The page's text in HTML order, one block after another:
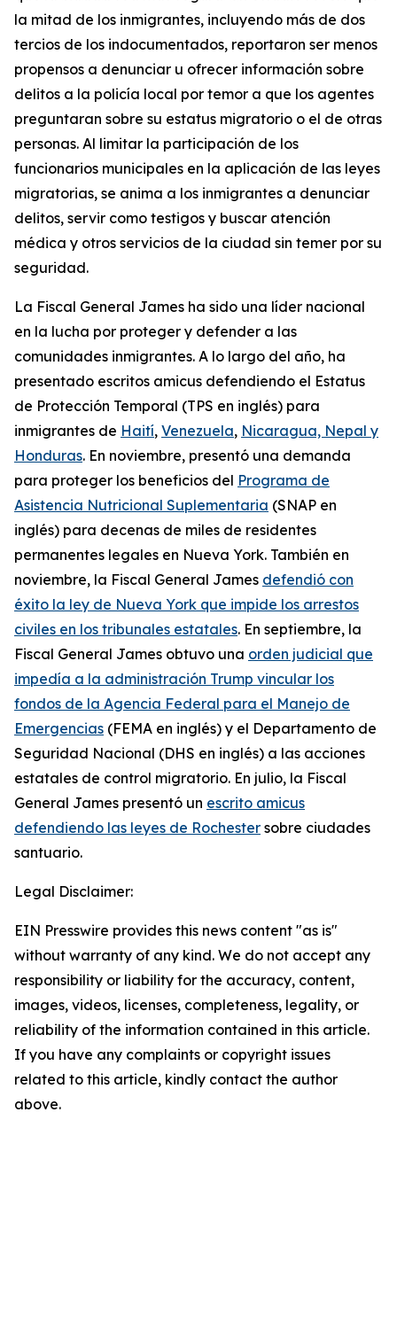
la mitad de los inmigrantes, incluyendo más de dos
tercios de los indocumentados, reportaron ser menos
propensos a denunciar u ofrecer información sobre
delitos a la policía local por temor a que los agentes
preguntaran sobre su estatus migratorio o el de otras
personas. Al limitar la participación de los
funcionarios municipales en la aplicación de las leyes
migratorias, se anima a los inmigrantes a denunciar
delitos, servir como testigos y buscar atención
médica y otros servicios de la ciudad sin temer por su
seguridad.
La Fiscal General James ha sido una líder nacional
en la lucha por proteger y defender a las
comunidades inmigrantes. A lo largo del año, ha
presentado escritos amicus defendiendo el Estatus
de Protección Temporal (TPS en inglés) para
inmigrantes de Haití, Venezuela, Nicaragua, Nepal y
Honduras. En noviembre, presentó una demanda
para proteger los beneficios del Programa de
Asistencia Nutricional Suplementaria (SNAP en
inglés) para decenas de miles de residentes
permanentes legales en Nueva York. También en
noviembre, la Fiscal General James defendió con
éxito la ley de Nueva York que impide los arrestos
civiles en los tribunales estatales. En septiembre, la
Fiscal General James obtuvo una orden judicial que
impedía a la administración Trump vincular los
fondos de la Agencia Federal para el Manejo de
Emergencias (FEMA en inglés) y el Departamento de
Seguridad Nacional (DHS en inglés) a las acciones
estatales de control migratorio. En julio, la Fiscal
General James presentó un escrito amicus
defendiendo las leyes de Rochester sobre ciudades
santuario.
Legal Disclaimer:
EIN Presswire provides this news content "as is"
without warranty of any kind. We do not accept any
responsibility or liability for the accuracy, content,
images, videos, licenses, completeness, legality, or
reliability of the information contained in this article.
If you have any complaints or copyright issues
related to this article, kindly contact the author
above.